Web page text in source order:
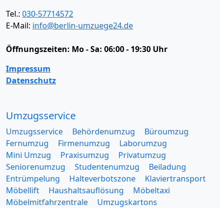
Tel.: 030-57714572
E-Mail: info@berlin-umzuege24.de
Öffnungszeiten: Mo - Sa: 06:00 - 19:30 Uhr
Impressum
Datenschutz
Umzugsservice
Umzugsservice Behördenumzug
Büroumzug
Fernumzug
Firmenumzug
Laborumzug
Mini Umzug
Praxisumzug
Privatumzug
Seniorenumzug
Studentenumzug
Beiladung
Entrümpelung
Halteverbotszone
Klaviertransport
Möbellift
Haushaltsauflösung
Möbeltaxi
Möbelmitfahrzentrale
Umzugskartons